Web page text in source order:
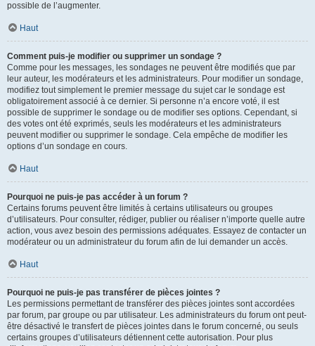
possible de l’augmenter.
Haut
Comment puis-je modifier ou supprimer un sondage ?
Comme pour les messages, les sondages ne peuvent être modifiés que par
leur auteur, les modérateurs et les administrateurs. Pour modifier un sondage,
modifiez tout simplement le premier message du sujet car le sondage est
obligatoirement associé à ce dernier. Si personne n’a encore voté, il est
possible de supprimer le sondage ou de modifier ses options. Cependant, si
des votes ont été exprimés, seuls les modérateurs et les administrateurs
peuvent modifier ou supprimer le sondage. Cela empêche de modifier les
options d’un sondage en cours.
Haut
Pourquoi ne puis-je pas accéder à un forum ?
Certains forums peuvent être limités à certains utilisateurs ou groupes
d’utilisateurs. Pour consulter, rédiger, publier ou réaliser n’importe quelle autre
action, vous avez besoin des permissions adéquates. Essayez de contacter un
modérateur ou un administrateur du forum afin de lui demander un accès.
Haut
Pourquoi ne puis-je pas transférer de pièces jointes ?
Les permissions permettant de transférer des pièces jointes sont accordées
par forum, par groupe ou par utilisateur. Les administrateurs du forum ont peut-
être désactivé le transfert de pièces jointes dans le forum concerné, ou seuls
certains groupes d’utilisateurs détiennent cette autorisation. Pour plus